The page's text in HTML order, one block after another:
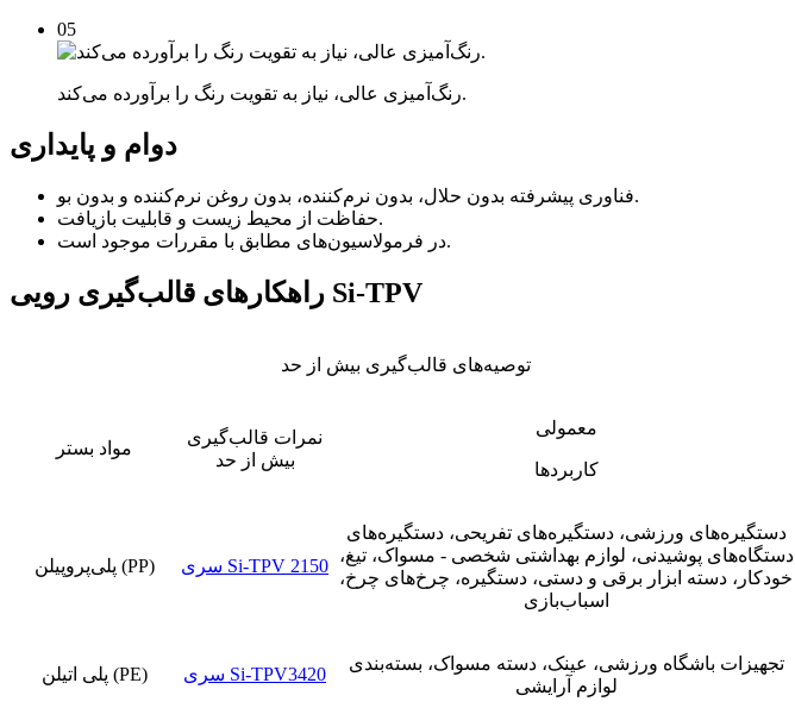
05
رنگ‌آمیزی عالی، نیاز به تقویت رنگ را برآورده می‌کند.
دوام و پایداری
فناوری پیشرفته بدون حلال، بدون نرم‌کننده، بدون روغن نرم‌کننده و بدون بو.
حفاظت از محیط زیست و قابلیت بازیافت.
در فرمولاسیون‌های مطابق با مقررات موجود است.
راهکارهای قالب‌گیری رویی Si-TPV
توصیه‌های قالب‌گیری بیش از حد
مواد بستر
نمرات قالب‌گیری
بیش از حد
معمولی
کاربردها
پلی‌پروپیلن (PP) سری Si-TPV 2150
دستگیره‌های ورزشی، دستگیره‌های تفریحی، دستگیره‌های
دستگاه‌های پوشیدنی، لوازم بهداشتی شخصی - مسواک، تیغ،
خودکار، دسته ابزار برقی و دستی، دستگیره، چرخ‌های چرخ،
اسباب‌بازی
پلی اتیلن (PE) سری Si-TPV3420
تجهیزات باشگاه ورزشی، عینک، دسته مسواک، بسته‌بندی
لوازم آرایشی